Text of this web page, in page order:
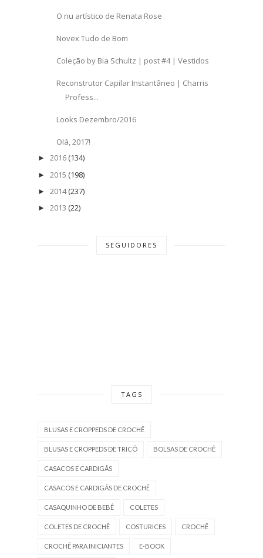
O nu artístico de Renata Rose
Novex Tudo de Bom
Coleção by Bia Schultz | post #4 | Vestidos
Reconstrutor Capilar Instantâneo | Charris
Profess...
Looks Dezembro/2016
Olá, 2017!
► 2016 (134)
► 2015 (198)
► 2014 (237)
► 2013 (22)
SEGUIDORES
TAGS
BLUSAS E CROPPEDS DE CROCHÊ
BLUSAS E CROPPEDS DE TRICÔ BOLSAS DE CROCHÊ
CASACOS E CARDIGÃS
CASACOS E CARDIGÃS DE CROCHÊ
CASAQUINHO DE BEBÊ COLETES
COLETES DE CROCHÊ COSTURICES CROCHÊ
CROCHÊ PARA INICIANTES E-BOOK